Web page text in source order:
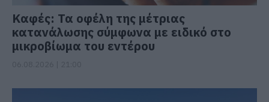
Καφές: Τα οφέλη της μέτριας
κατανάλωσης σύμφωνα με ειδικό στο
μικροβίωμα του εντέρου